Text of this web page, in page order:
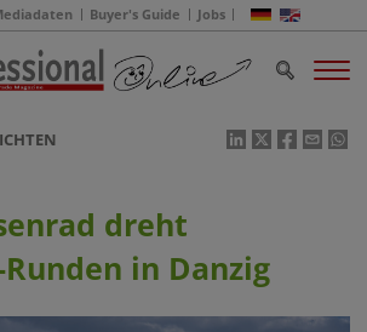
Buyer's Guide Jobs
dreht
in Danzig